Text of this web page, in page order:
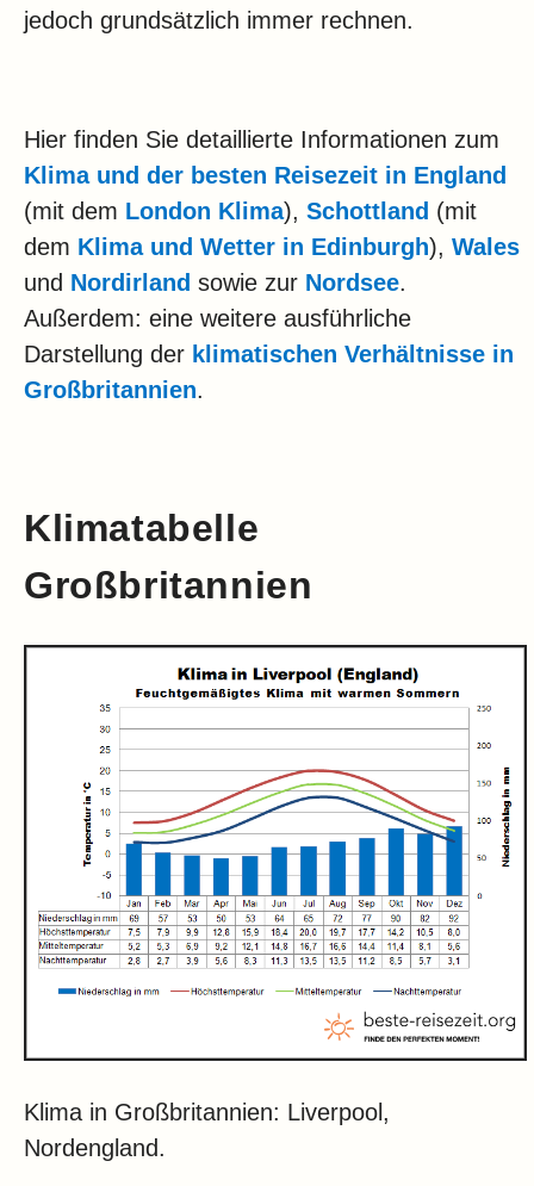
jedoch grundsätzlich immer rechnen.
Hier finden Sie detaillierte Informationen zum
Klima und der besten Reisezeit in England
(mit dem London Klima), Schottland (mit
dem Klima und Wetter in Edinburgh), Wales
und Nordirland sowie zur Nordsee.
Außerdem: eine weitere ausführliche
Darstellung der klimatischen Verhältnisse in
Großbritannien.
Klimatabelle
Großbritannien
Klima in Großbritannien: Liverpool,
Nordengland.